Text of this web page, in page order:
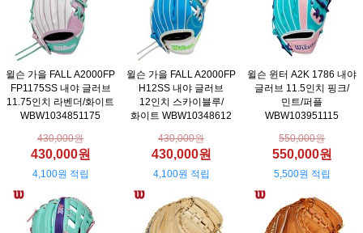
윌슨 가을 FALL A2000FP
FP1175SS 내야 글러브
11.75인치 라벤더/화이트
WBW1034851175
430,000원
430,000원
4,100원 적립
윌슨 가을 FALL A2000FP
H12SS 내야 글러브
12인치 스카이블루/
화이트 WBW10348612
430,000원
430,000원
4,100원 적립
윌슨 윈터 A2K 1786 내야
글러브 11.5인치 핑크/
민트/퍼플
WBW103951115
550,000원
550,000원
5,500원 적립